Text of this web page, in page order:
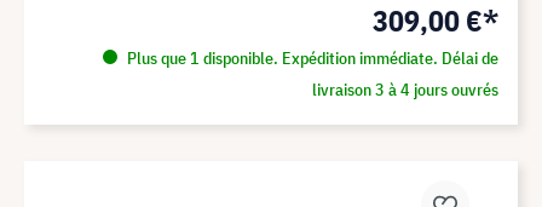
309,00 €*
Plus que 1 disponible. Expédition immédiate. Délai de
livraison 3 à 4 jours ouvrés